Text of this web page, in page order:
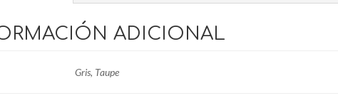
ADICIONAL
Gris, Taupe